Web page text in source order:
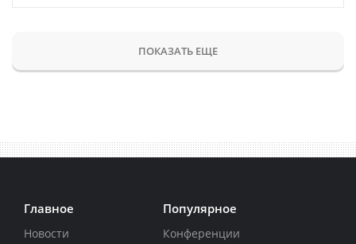
ПОКАЗАТЬ ЕЩЕ
Главное
Новости
Популярное
Конференции